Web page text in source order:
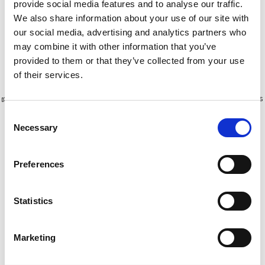
provide social media features and to analyse our traffic.
We also share information about your use of our site with
our social media, advertising and analytics partners who
may combine it with other information that you’ve
provided to them or that they’ve collected from your use
of their services.
Selection
Necessary
Preferences
Statistics
Marketing
m
€4.254,00 €5.277,17 HT
Afficher le produit
10 m
€5.544,00 €6.878,30 HT
Afficher le produit
Plus de 10 000 clients satisfaits
Livraison gratuite aux Pays-Bas